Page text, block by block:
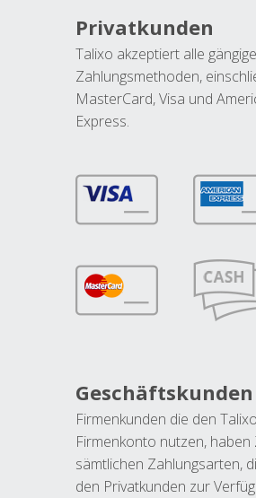
Privatkunden
Talixo akzeptiert alle
Zahlungsmethoden,
MasterCard, Visa und
Express.
Geschäftskunden
Firmenkunden die den
Firmenkonto nutzen, haben
sämtlichen Zahlungsarten,
den Privatkunden zur